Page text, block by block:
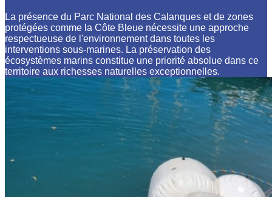
La présence du Parc National des Calanques et de zones
protégées comme la Côte Bleue nécessite une approche
respectueuse de l'environnement dans toutes les
interventions sous-marines. La préservation des
écosystèmes marins constitue une priorité absolue dans ce
territoire aux richesses naturelles exceptionnelles.